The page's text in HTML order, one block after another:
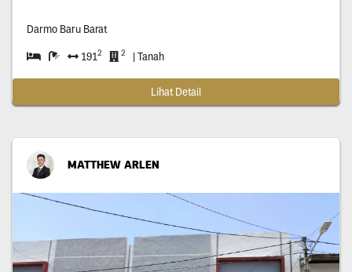
Darmo Baru Barat
1912 2 | Tanah
Lihat Detail
MATTHEW ARLEN